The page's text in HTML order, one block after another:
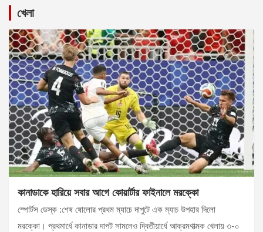
খেলা
কানাডাকে হারিয়ে সবার আগে কোয়ার্টার ফাইনালে মরক্কো
স্পোর্টস ডেস্ক :শেষ ষোলোর প্রথম ম্যাচে দাপুটে এক ম্যাচ উপহার দিলো
মরক্কো। প্রথমার্ধে কানাডার দাপট সামলেও দ্বিতীয়ার্ধে আক্রমণাত্মক খেলায় ৩-০